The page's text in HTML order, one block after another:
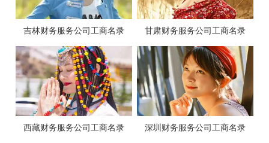
吉林财务服务公司工商名录 甘肃财务服务公司工商名录
西藏财务服务公司工商名录 深圳财务服务公司工商名录